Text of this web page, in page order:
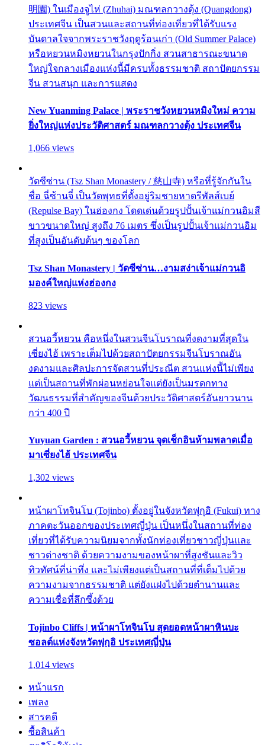
明園) ในเมืองจูไห่ (Zhuhai) มณฑลกวางตุ้ง (Quangdong)
ประเทศจีน เป็นสวนและสถานที่ท่องเที่ยวที่ได้รับแรง
บันดาลใจจากพระราชวังฤดูร้อนเก่า (Old Summer Palace)
หรือหยวนหมิงหยวนในกรุงปักกิ่ง สวนสาธารณะขนาด
ใหญ่ใจกลางเมืองแห่งนี้มีครบทั้งธรรมชาติ สถาปัตยกรรม
จีน สวนสนุก และการแสดง
New Yuanming Palace | พระราชวังหยวนหมิงใหม่ ความ
ยิ่งใหญ่แห่งประวัติศาสตร์ มณฑลกวางตุ้ง ประเทศจีน
1,066 views
วัดซีซ่าน (Tsz Shan Monastery / 慈山寺) หรือที่รู้จักกันใน
ชื่อ ฉี่ซ้านจี๋ เป็นวัดพุทธที่ตั้งอยู่ริมชายหาดรีพัลส์เบย์
(Repulse Bay) ในฮ่องกง โดดเด่นด้วยรูปปั้นเจ้าแม่กวนอิมสี
ขาวขนาดใหญ่ สูงถึง 76 เมตร ซึ่งเป็นรูปปั้นเจ้าแม่กวนอิม
ที่สูงเป็นอันดับต้นๆ ของโลก
Tsz Shan Monastery | วัดซีซ่าน…งามสง่าเจ้าแม่กวนอิ
มองค์ใหญ่แห่งฮ่องกง
823 views
สวนอวี้หยวน คือหนึ่งในสวนจีนโบราณที่งดงามที่สุดใน
เซี่ยงไฮ้ เพราะเต็มไปด้วยสถาปัตยกรรมจีนโบราณอัน
งดงามและศิลปะการจัดสวนที่ประณีต สวนแห่งนี้ไม่เพียง
แต่เป็นสถานที่พักผ่อนหย่อนใจแต่ยังเป็นมรดกทาง
วัฒนธรรมที่สำคัญของจีนด้วยประวัติศาสตร์อันยาวนาน
กว่า 400 ปี
Yuyuan Garden : สวนอวี้หยวน จุดเช็กอินห้ามพลาดเมื่อ
มาเซี่ยงไฮ้ ประเทศจีน
1,302 views
หน้าผาโทจินโบ (Tojinbo) ตั้งอยู่ในจังหวัดฟุกุอิ (Fukui) ทาง
ภาคตะวันออกของประเทศญี่ปุ่น เป็นหนึ่งในสถานที่ท่อง
เที่ยวที่ได้รับความนิยมจากทั้งนักท่องเที่ยวชาวญี่ปุ่นและ
ชาวต่างชาติ ด้วยความงามของหน้าผาที่สูงชันและวิว
ทิวทัศน์ที่น่าทึ่ง และไม่เพียงแต่เป็นสถานที่ที่เต็มไปด้วย
ความงามจากธรรมชาติ แต่ยังแฝงไปด้วยตำนานและ
ความเชื่อที่ลึกซึ้งด้วย
Tojinbo Cliffs | หน้าผาโทจินโบ สุดยอดหน้าผาหินบะ
ซอลต์แห่งจังหวัดฟุกุอิ ประเทศญี่ปุ่น
1,014 views
หน้าแรก
เพลง
สารคดี
ซื้อสินค้า